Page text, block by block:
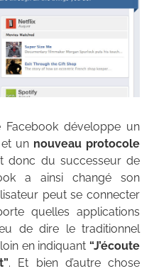
Facebook développe un
un nouveau protocole
donc du successeur de
a ainsi changé son
peut se connecter
quelles applications
de dire le traditionnel
en indiquant “J’écoute
. Et bien d’autre chose